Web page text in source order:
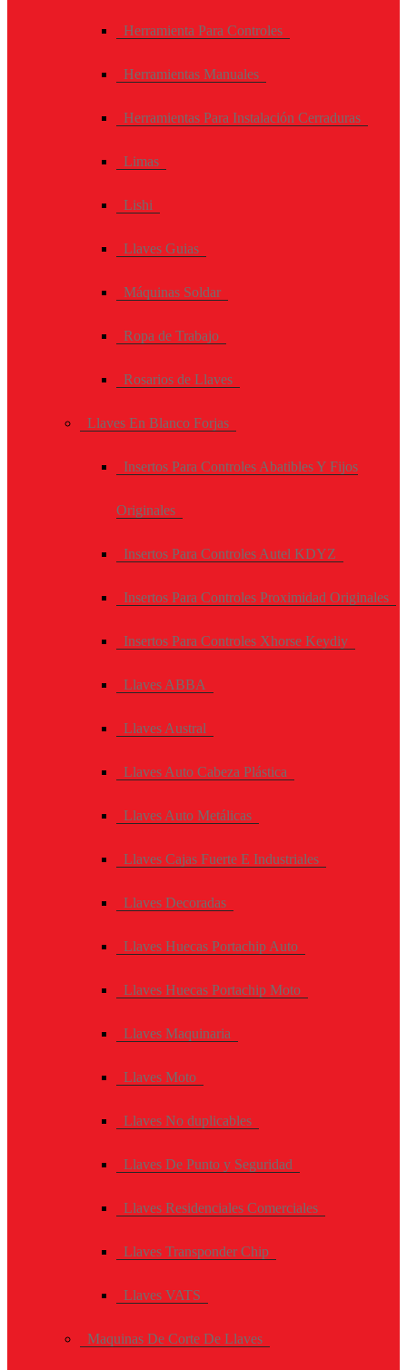
Herramienta Para Controles
Herramientas Manuales
Herramientas Para Instalación Cerraduras
Limas
Lishi
Llaves Guias
Máquinas Soldar
Ropa de Trabajo
Rosarios de Llaves
Llaves En Blanco Forjas
Insertos Para Controles Abatibles Y Fijos
Originales
Insertos Para Controles Autel KDYZ
Insertos Para Controles Proximidad Originales
Insertos Para Controles Xhorse Keydiy
Llaves ABBA
Llaves Austral
Llaves Auto Cabeza Plástica
Llaves Auto Metálicas
Llaves Cajas Fuerte E Industriales
Llaves Decoradas
Llaves Huecas Portachip Auto
Llaves Huecas Portachip Moto
Llaves Maquinaria
Llaves Moto
Llaves No duplicables
Llaves De Punto y Seguridad
Llaves Residenciales Comerciales
Llaves Transponder Chip
Llaves VATS
Maquinas De Corte De Llaves